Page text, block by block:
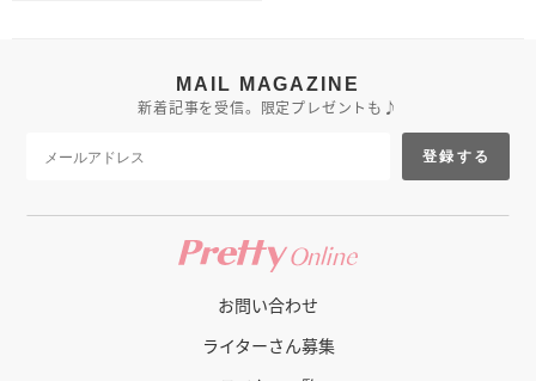
MAIL MAGAZINE
新着記事を受信。限定プレゼントも♪
登録する
お問い合わせ
ライターさん募集